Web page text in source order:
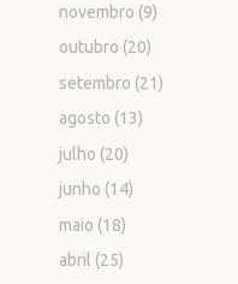
novembro (9)
outubro (20)
setembro (21)
agosto (13)
julho (20)
junho (14)
maio (18)
abril (25)